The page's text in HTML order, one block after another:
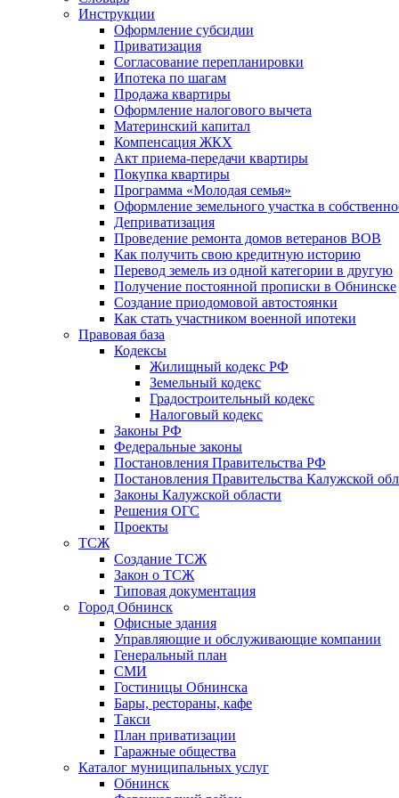
Инструкции
Оформление субсидии
Приватизация
Согласование перепланировки
Ипотека по шагам
Продажа квартиры
Оформление налогового вычета
Материнский капитал
Компенсация ЖКХ
Акт приема-передачи квартиры
Покупка квартиры
Программа «Молодая семья»
Оформление земельного участка в
Деприватизация
Проведение ремонта домов ветеранов ВОВ
Как получить свою кредитную историю
Перевод земель из одной категории в другую
Получение постоянной прописки в Обнинске
Создание приодомовой автостоянки
Как стать участником военной ипотеки
Правовая база
Кодексы
Жилищный кодекс РФ
Земельный кодекс
Градостроительный кодекс
Налоговый кодекс
Законы РФ
Федеральные законы
Постановления Правительства РФ
Постановления Правительства Калужской
Законы Калужской области
Решения ОГС
Проекты
ТСЖ
Создание ТСЖ
Закон о ТСЖ
Типовая документация
Город Обнинск
Офисные здания
Управляющие и обслуживающие компании
Генеральный план
СМИ
Гостиницы Обнинска
Бары, рестораны, кафе
Такси
План приватизации
Гаражные общества
Каталог муниципальных услуг
Обнинск